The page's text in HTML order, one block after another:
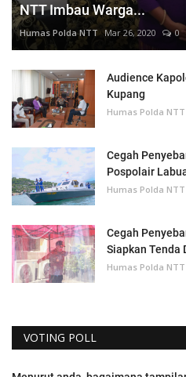
NTT Imbau Warga...
Humas Polda NTT Mar 26, 2020 0
Audience
Kupang
Humas Polda NTT
Cegah
Pospolair
Humas Polda NTT
Cegah
Siapkan Tenda
Humas Polda NTT
VOTING POLL